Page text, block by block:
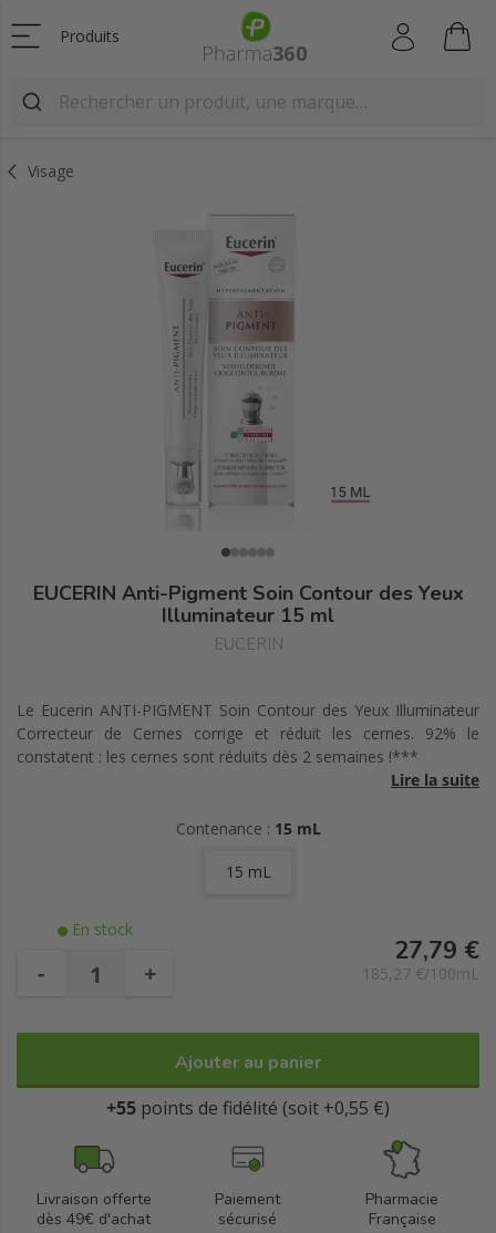
Produits
Visage
EUCERIN Anti-Pigment Soin Contour des Yeux
Illuminateur 15 ml
EUCERIN
Le Eucerin ANTI-PIGMENT Soin Contour des Yeux Illuminateur
Correcteur de Cernes corrige et réduit les cernes. 92% le
constatent : les cernes sont réduits dès 2 semaines !***
tous types de cernes grâce à un usage régulier.
Hyaluronique réduit les poches et lisse les ridules.
Les Oligopeptides stimulent le réseau de collagène, pour une
peau à la structure plus ferme. L'applicateur métallique est
rafraîchissant pour des performances optimales.
- Corrige et réduit les cernes
- Illumine le contour de l’oeil
- Réduit les poches et lisse les ridules
- Stimule le réseau de collagène, pour une peau à la structure
- Applicateur métallique rafraîchissant pour des performances
optimales
Résultats : Le regard paraît immédiatement frais et éveillé et les
Lire la suite
Contenance : 15 mL
15 mL
En stock
- +
27,79 €
185,27 €/100mL
Ajouter au panier
+55 points de fidélité (soit +0,55 €)
Livraison offerte
dès 49€ d'achat
Paiement
sécurisé
Pharmacie
Française